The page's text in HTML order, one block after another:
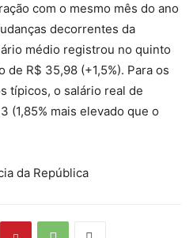
com o mesmo mês do ano
decorrentes da
médio registrou no quinto
de R$ 35,98 (+1,5%). Para os
típicos, o salário real de
(1,85% mais elevado que o
da República